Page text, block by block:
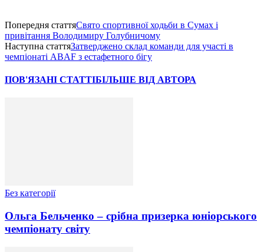
Попередня статтяСвято спортивної ходьби в Сумах і
привітання Володимиру Голубничому
Наступна статтяЗатверджено склад команди для участі в
чемпіонаті ABAF з естафетного бігу
ПОВ'ЯЗАНІ СТАТТІБІЛЬШЕ ВІД АВТОРА
Без категорії
Ольга Бельченко – срібна призерка юніорського
чемпіонату світу